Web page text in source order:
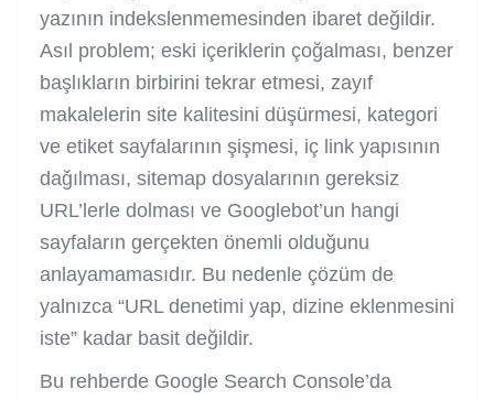
yazının indekslenmemesinden ibaret değildir.
Asıl problem; eski içeriklerin çoğalması, benzer
başlıkların birbirini tekrar etmesi, zayıf
makalelerin site kalitesini düşürmesi, kategori
ve etiket sayfalarının şişmesi, iç link yapısının
dağılması, sitemap dosyalarının gereksiz
URL’lerle dolması ve Googlebot’un hangi
sayfaların gerçekten önemli olduğunu
anlayamamasıdır. Bu nedenle çözüm de
yalnızca “URL denetimi yap, dizine eklenmesini
iste” kadar basit değildir.
Bu rehberde Google Search Console’da